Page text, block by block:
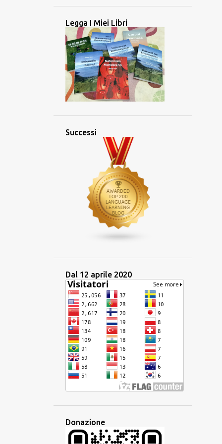
febbraio 2025
2
gennaio 2025
2024
dicembre 2024
novembre 2024
ottobre 2024
luglio 2024
giugno 2024
maggio 2024
aprile 2024
marzo 2024
gennaio 2024
ottobre 2023
2
settembre 2023
luglio 2023
giugno 2023
maggio 2023
aprile 2023
2
febbraio 2023
1
gennaio 2023
2022
Legga I Miei Libri
Successi
Dal 12 aprile 2020
Donazione